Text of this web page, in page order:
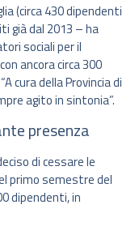
(circa 430 dipendenti
già dal 2013 – ha
sociali per il
ancora circa 300
cura della Provincia di
agito in sintonia”.
presenza
di cessare le
primo semestre del
dipendenti, in